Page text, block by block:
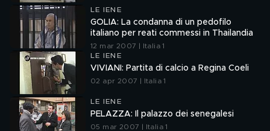
LE IENE
GOLIA: La condanna di un pedofilo
italiano per reati commessi in Thailandia
12 mar 2007 | Italia 1
LE IENE
VIVIANI: Partita di calcio a Regina Coeli
02 apr 2007 | Italia 1
LE IENE
PELAZZA: Il palazzo dei senegalesi
05 mar 2007 | Italia 1